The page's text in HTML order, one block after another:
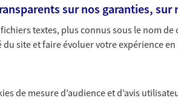
sur nos garanties, sur
textes, plus connus sous le nom de
site et faire évoluer votre expérience
de mesure d’audience et d’avis